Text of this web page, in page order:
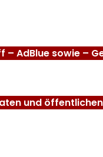
– AdBlue sowie –
und